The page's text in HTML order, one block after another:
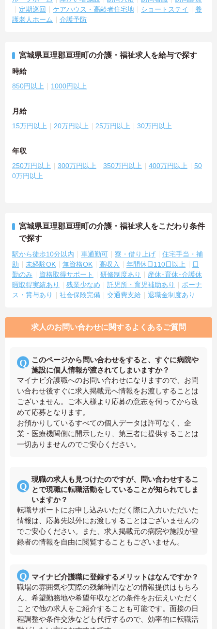
定期巡回
ケアハウス・高齢者住宅地 ショートステイ
養
護老人ホーム
介護予防
宮城県亘理郡亘理町の介護・福祉求人を給与で探す
時給
850円以上 1000円以上
月給
15万円以上 20万円以上 25万円以上 30万円以上
年収
250万円以上 300万円以上 350万円以上 400万円以上
50
0万円以上
宮城県亘理郡亘理町の介護・福祉求人をこだわり条件
で探す
駅から徒歩10分以内 車通勤可 寮・借り上げ
住宅手当・補
助
未経験OK 無資格OK 高収入 年間休日110日以上
日
勤のみ
資格取得サポート 研修制度あり
産休･育休･介護休
暇取得実績あり
残業少なめ 託児所・育児補助あり
ボーナ
ス・賞与あり
社会保険完備 交通費支給 退職金制度あり
求人のお問い合わせに関するよくあるご質問
このページから問い合わせをすると、すぐに病院や
施設に個人情報が渡されてしまいますか？
マイナビ介護職へのお問い合わせになりますので、お問
い合わせ後すぐに求人掲載元へ情報をお渡しすることは
ございません。ご本人様より応募の意志を伺ってから改
めて応募となります。
お預かりしているすべての個人データは許可なく、企
業・医療機関側に開示したり、第三者に提供することは
一切ありませんのでご安心ください。
現職の求人も見つけたのですが、問い合わせするこ
とで現職に転職活動をしていることが知られてしま
いますか？
転職サポートにお申し込みいただく際に入力いただいた
情報は、応募先以外にお渡しすることはございませんの
でご安心ください。また、求人掲載元の病院や施設が登
録者の情報を自由に閲覧することもございません。
マイナビ介護職に登録するメリットはなんですか？
職場の雰囲気や実際の残業時間などの情報提供はもちろ
ん、希望勤務地や希望年収などの条件をお伝えいただく
ことで他の求人をご紹介することも可能です。面接の日
程調整や条件交渉なども代行するので、効率的に転職活